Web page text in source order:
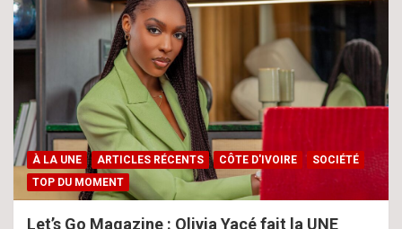
À LA UNE ARTICLES RÉCENTS CÔTE D'IVOIRE
SOCIÉTÉ
TOP DU MOMENT
Let’s Go Magazine : Olivia Yacé fait la UNE